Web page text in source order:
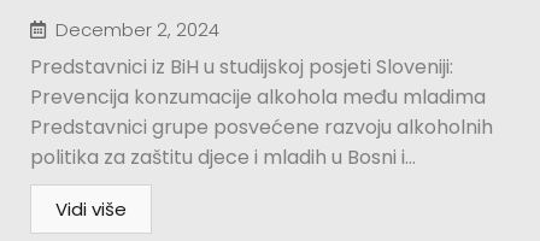
December 2, 2024
Predstavnici iz BiH u studijskoj posjeti Sloveniji:
Prevencija konzumacije alkohola među mladima
Predstavnici grupe posvećene razvoju alkoholnih
politika za zaštitu djece i mladih u Bosni i...
Vidi više